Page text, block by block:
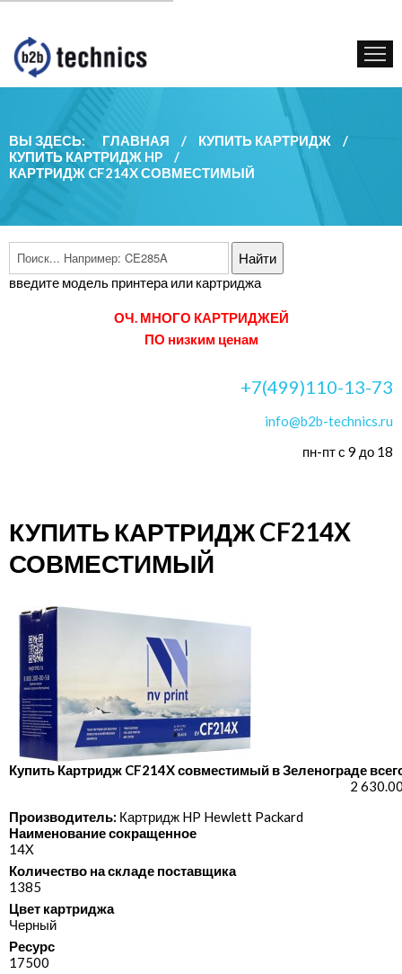
КУПИТЬ КАРТРИДЖ
ГОС. УЧРЕЖДЕНИЯМ
КОНТАКТЫ
ВЫ ЗДЕСЬ: ГЛАВНАЯ / КУПИТЬ КАРТРИДЖ
/
КУПИТЬ КАРТРИДЖ HP
/
КАРТРИДЖ CF214X СОВМЕСТИМЫЙ
введите модель принтера или картриджа
ОЧ. МНОГО КАРТРИДЖЕЙ
ПО низким ценам
+7(499)110-13-73
info@b2b-technics.ru
пн-пт с 9 до 18
КУПИТЬ КАРТРИДЖ CF214X
СОВМЕСТИМЫЙ
Купить Картридж CF214X совместимый в Зеленограде
2
Производитель: Картридж HP Hewlett Packard
Наименование сокращенное
14X
Количество на складе поставщика
1385
Цвет картриджа
Черный
Ресурс
17500